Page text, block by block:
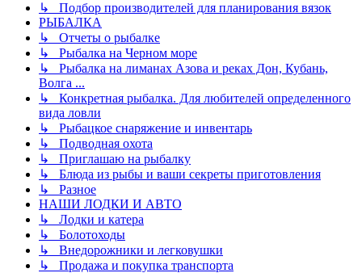
↳ Подбор производителей для планирования вязок
РЫБАЛКА
↳ Отчеты о рыбалке
↳ Рыбалка на Черном море
↳ Рыбалка на лиманах Азова и реках Дон, Кубань,
Волга ...
↳ Конкретная рыбалка. Для любителей определенного
вида ловли
↳ Рыбацкое снаряжение и инвентарь
↳ Подводная охота
↳ Приглашаю на рыбалку
↳ Блюда из рыбы и ваши секреты приготовления
↳ Разное
НАШИ ЛОДКИ И АВТО
↳ Лодки и катера
↳ Болотоходы
↳ Внедорожники и легковушки
↳ Продажа и покупка транспорта